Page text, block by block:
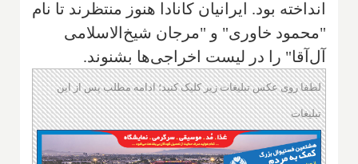
انداخته بود. ایرانیان کانادا هنوز منتظرند تا نام
"محمود خاوری" و "مرجان شیخ‌الاسلامی
آل‌آقا" را در لیست اخراجی‌ها بشنوند.
لطفا روی عکس تبلیغات زیر کلیک کنید؛ ادامه مطلب پس از این
تبلیغات